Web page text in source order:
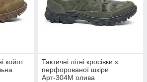
койот
Тактичні літні кросівки з
перфорованої шкіри
Арт-304М олива